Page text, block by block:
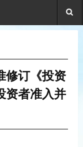
修订《投资
资者准入并